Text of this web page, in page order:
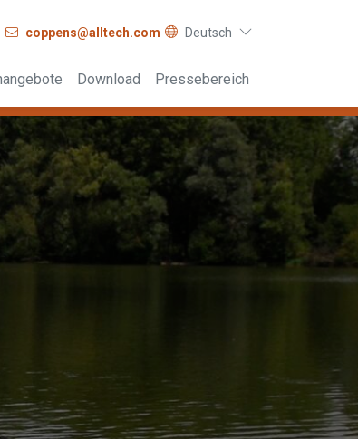
coppens@alltech.com Deutsch
Download Pressebereich